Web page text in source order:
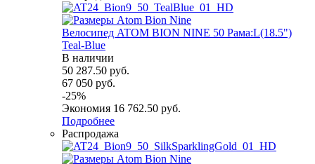
Велосипед ATOM BION NINE 50 Рама:L(18.5")
Teal-Blue
В наличии
50 287.50 руб.
67 050 руб.
-25%
Экономия 16 762.50 руб.
Подробнее
Распродажа